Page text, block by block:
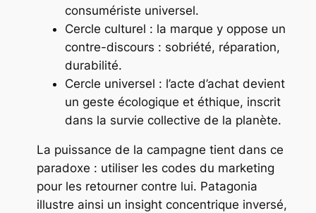
consumériste universel.
Cercle culturel : la marque y oppose un
contre-discours : sobriété, réparation,
durabilité.
Cercle universel : l’acte d’achat devient
un geste écologique et éthique, inscrit
dans la survie collective de la planète.
La puissance de la campagne tient dans ce
paradoxe : utiliser les codes du marketing
pour les retourner contre lui. Patagonia
illustre ainsi un insight concentrique inversé,